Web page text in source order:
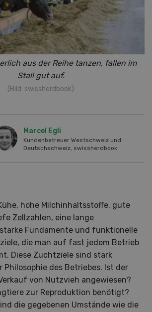
aus der Reihe tanzen, fallen im
Stall gut auf.
(Bild: swissherdbook)
Marcel Egli
Kundenbetreuer Westschweiz und
Deutschschweiz, swissherdbook
hohe Milchinhaltsstoffe, gute
Zellzahlen, eine lange
Fundamente und funktionelle
die man auf fast jedem Betrieb
Diese Zuchtziele sind stark
Philosophie des Betriebes. Ist der
von Nutzvieh angewiesen?
zur Reproduktion benötigt?
die gegebenen Umstände wie die